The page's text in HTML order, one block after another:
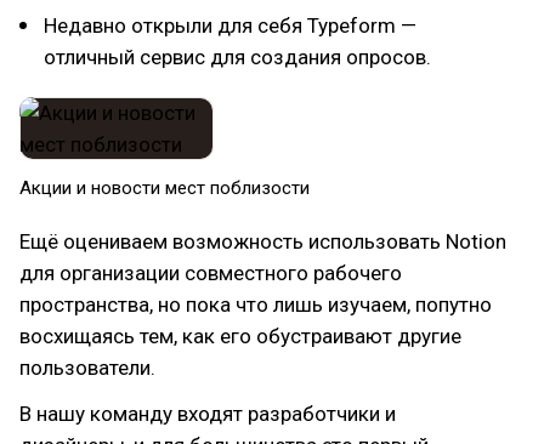
Недавно открыли для себя Typeform —
отличный сервис для создания опросов.
Акции и новости мест поблизости​
Ещё оцениваем возможность использовать Notion
для организации совместного рабочего
пространства, но пока что лишь изучаем, попутно
восхищаясь тем, как его обустраивают другие
пользователи.
В нашу команду входят разработчики и